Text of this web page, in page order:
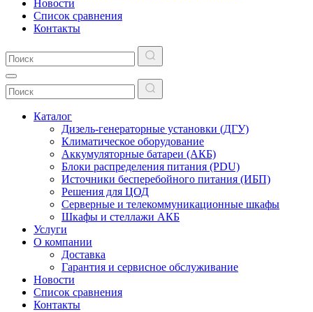
Новости
Список сравнения
Контакты
Каталог
Дизель-генераторные установки (ДГУ)
Климатическое оборудование
Аккумуляторные батареи (АКБ)
Блоки распределения питания (PDU)
Источники бесперебойного питания (ИБП)
Решения для ЦОД
Серверные и телекоммуникационные шкафы
Шкафы и стеллажи АКБ
Услуги
О компании
Доставка
Гарантия и сервисное обслуживание
Новости
Список сравнения
Контакты